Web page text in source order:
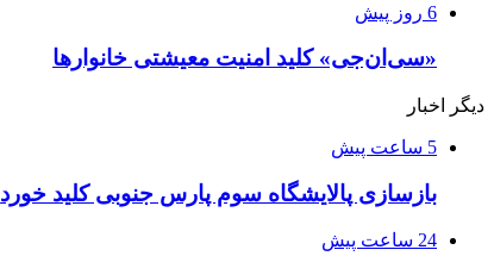
6 روز پیش
«سی‌ان‌جی» کلید امنیت معیشتی خانوارها
دیگر اخبار
5 ساعت پیش
بازسازی پالایشگاه سوم پارس جنوبی کلید خورد
24 ساعت پیش